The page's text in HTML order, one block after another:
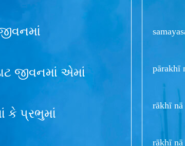
જીવનમાં એમાં
કે પ્રભુમાં
pārakhī
rākhī nā
rākhī